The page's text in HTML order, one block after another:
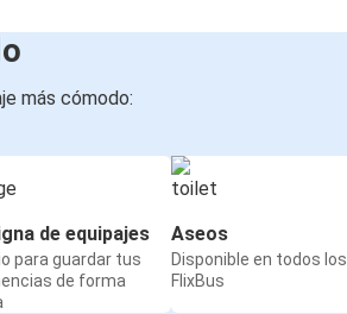
más cómodo:
de equipajes
para guardar tus
de forma
Aseos
Disponible en todos los
FlixBus